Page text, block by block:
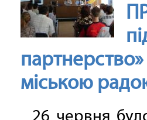
міською
26 червня